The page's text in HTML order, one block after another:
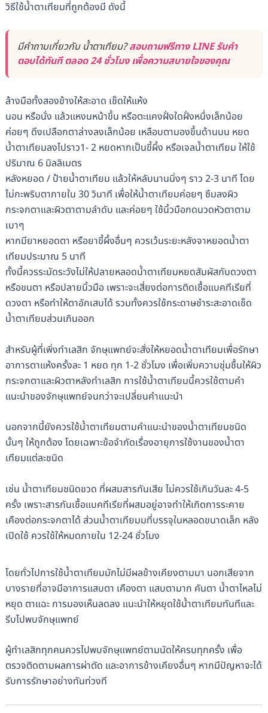
วิธีใช้น้ำตาเทียมที่ถูกต้องมี ดังนี้
มีคำถามเกี่ยวกับ น้ำตาเทียม?สอบถามฟรีทาง LINE รับคำ
ตอบได้ทันที ตลอด 24 ชั่วโมง เพื่อความสบายใจของคุณ
ล้างมือทั้งสองข้างให้สะอาด เช็ดให้แห้ง
นอน หรือนั่ง แล้วแหงนหน้าขึ้น หรือตะแคงฝั่งใดฝั่งหนึ่งเล็กน้อย
ค่อยๆ ดึงเปลือกตาล่างลงเล็กน้อย เหลือบตามองขึ้นด้านบน หยด
น้ำตาเทียมลงไปราว1- 2 หยดหากเป็นขี้ผึ้ง หรือเจลน้ำตาเทียม ให้ใช้
ปริมาณ 6 มิลลิเมตร
หลังหยอด / ป้ายน้ำตาเทียม แล้วให้หลับนานนิ่งๆ ราว 2-3 นาที โดย
ไม่กะพริบตาภายใน 30 วินาที เพื่อให้น้ำตาเทียมค่อยๆ ซึมลงผิว
กระจกตาและผิวตาตามลำดับ และค่อยๆ ใช้นิ้วมือกดนวดหัวตาตาม
เบาๆ
หากมียาหยอดตา หรือยาขี้ผึ้งอื่นๆ ควรเว้นระยะหลังจาหยอดน้ำตา
เทียมประมาณ 5 นาที
ทั้งนี้ควรระมัดระวังไม่ให้ปลายหลอดน้ำตาเทียมหยดสัมผัสกับดวงตา
หรือขนตา หรือปลายนิ้วมือ เพราะจะเสี่ยงต่อการติดเชื้อแบคทีเรียที่
ดวงตา หรือทำให้ตาอักเสบได้ รวมทั้งควรใช้กระดาษชำระสะอาดเช็ด
น้ำตาเทียมส่วนเกินออก
สำหรับผู้ที่เพิ่งทำเลสิก จักษุแพทย์จะสั่งให้หยอดน้ำตาเทียมเพื่อรักษา
อาการตาแห้งครั้งละ 1 หยด ทุก 1-2 ชั่วโมง เพื่อเพิ่มความชุ่มชื้นให้ผิว
กระจกตาและผิวตาหลังทำเลสิก การใช้น้ำตาเทียมนี้ควรใช้ตามคำ
แนะนำของจักษุแพทย์จนกว่าจะเปลี่ยนคำแนะนำ
นอกจากนี้ยังควรใช้น้ำตาเทียมตามคำแนะนำของน้ำตาเทียมชนิด
นั้นๆ ให้ถูกต้อง โดยเฉพาะข้อจำกัดเรื่องอายุการใช้งานของน้ำตา
เทียมแต่ละชนิด
เช่น น้ำตาเทียมชนิดขวด ที่ผสมสารกันเสีย ไม่ควรใช้เกินวันละ 4-5
ครั้ง เพราะสารกันเชื้อแบคทีเรียที่ผสมอยู่อาจทำให้เกิดการระคาย
เคืองต่อกระจกตาได้ ส่วนน้ำตาเทียมมที่บรรจุในหลอดขนาดเล็ก หลัง
เปิดใช้ ควรใช้ให้หมดภายใน 12-24 ชั่วโมง
โดยทั่วไปการใช้น้ำตาเทียมมักไม่มีผลข้างเคียงตามมา นอกเสียจาก
บางรายที่อาจมีอาการแสบตา เคืองตา แสบตามาก คันตา น้ำตาไหลไม่
หยุด ตาแฉะ การมองเห็นลดลง แนะนำให้หยุดใช้น้ำตาเทียมทันทีและ
รีบไปพบจักษุแพทย์
ผู้ทำเลสิกทุกคนควรไปพบจักษุแพทย์ตามนัดให้ครบทุกครั้ง เพื่อ
ตรวจติดตามผลการผ่าตัด และอาการข้างเคียงอื่นๆ หากมีปัญหาจะได้
รับการรักษาอย่างทันท่วงที